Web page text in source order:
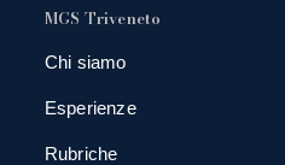
MGS Triveneto
Chi siamo
Esperienze
Rubriche